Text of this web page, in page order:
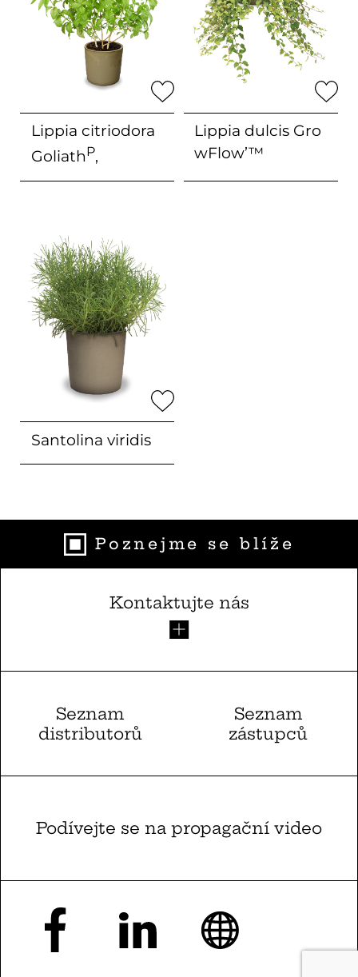
Lippia citriodora
GoliathP‚
Lippia dulcis Gro
wFlow’™
Santolina viridis
Poznejme se blíže
Kontaktujte nás
Seznam
distributorů
Seznam
zástupců
Podívejte se na propagační video